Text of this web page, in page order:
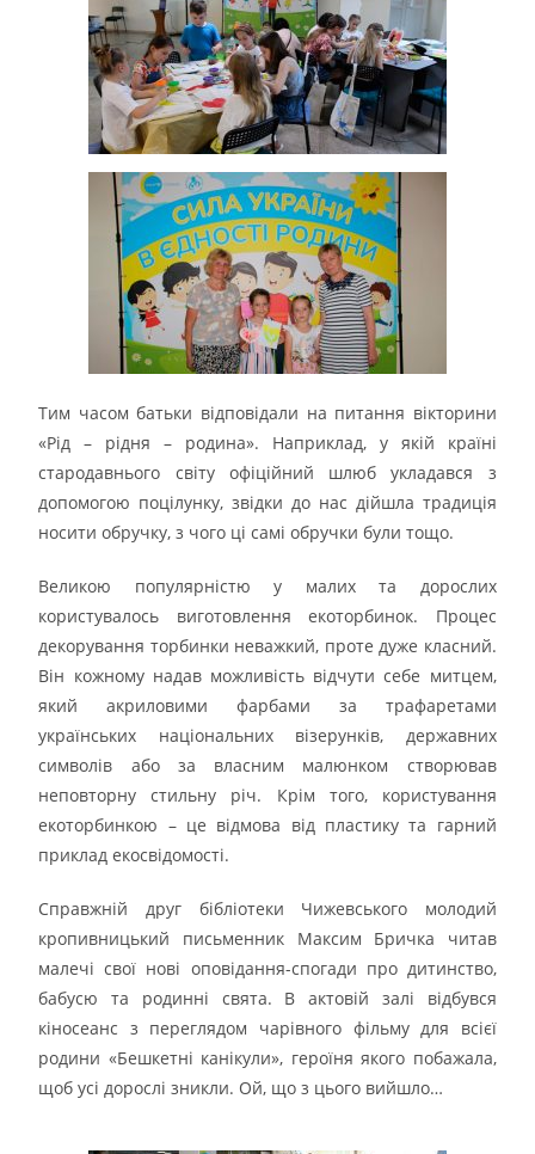
Тим часом батьки відповідали на питання вікторини
«Рід – рідня – родина». Наприклад, у якій країні
стародавнього світу офіційний шлюб укладався з
допомогою поцілунку, звідки до нас дійшла традиція
носити обручку, з чого ці самі обручки були тощо.
Великою популярністю у малих та дорослих
користувалось виготовлення екоторбинок. Процес
декорування торбинки неважкий, проте дуже класний.
Він кожному надав можливість відчути себе митцем,
який акриловими фарбами за трафаретами
українських національних візерунків, державних
символів або за власним малюнком створював
неповторну стильну річ. Крім того, користування
екоторбинкою – це відмова від пластику та гарний
приклад екосвідомості.
Справжній друг бібліотеки Чижевського молодий
кропивницький письменник Максим Бричка читав
малечі свої нові оповідання-спогади про дитинство,
бабусю та родинні свята. В актовій залі відбувся
кіносеанс з переглядом чарівного фільму для всієї
родини «Бешкетні канікули», героїня якого побажала,
щоб усі дорослі зникли. Ой, що з цього вийшло…